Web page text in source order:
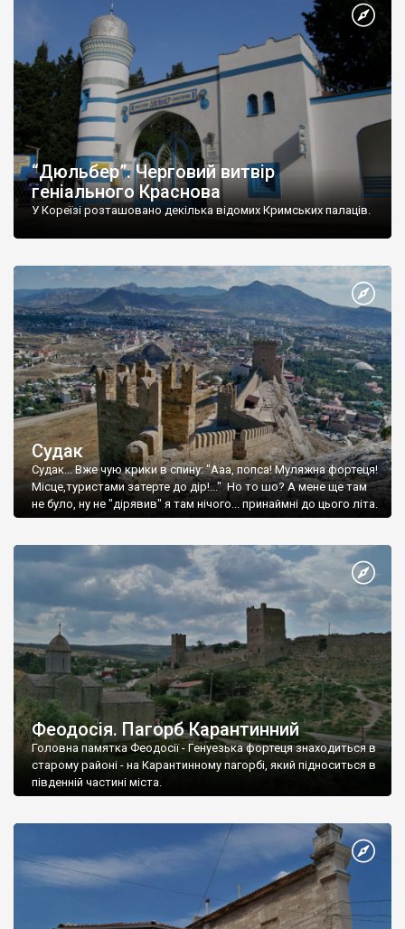
“Дюльбер”. Черговий витвір
геніального Краснова
У Кореїзі розташовано декілька відомих Кримських палаців.
Судак
Судак... Вже чую крики в спину: "Ааа, попса! Муляжна фортеця!
Місце,туристами затерте до дір!..." Но то шо? А мене ще там
не було, ну не "дірявив" я там нічого... принаймні до цього літа.
Феодосія. Пагорб Карантинний
Головна памятка Феодосії - Генуезька фортеця знаходиться в
старому районі - на Карантинному пагорбі, який підноситься в
південній частині міста.